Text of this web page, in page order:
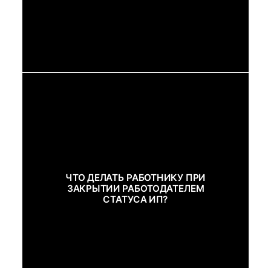
ЧТО ДЕЛАТЬ РАБОТНИКУ ПРИ
ЗАКРЫТИИ РАБОТОДАТЕЛЕМ
СТАТУСА ИП?